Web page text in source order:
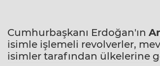
Cumhurbaşkanı Erdoğan'ın
isimle işlemeli revolverler,
isimler tarafından ülkelerine